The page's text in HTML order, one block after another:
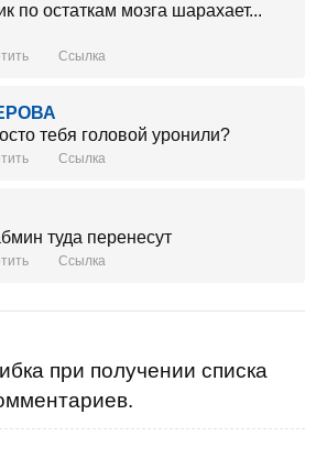
по остаткам мозга шарахает...
Ссылка
тебя головой уронили?
Ссылка
туда перенесут
Ссылка
при получении списка